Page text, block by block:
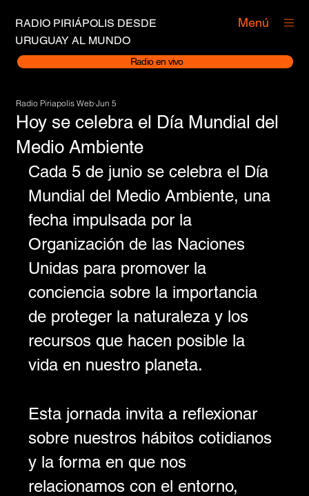
RADIO PIRIÁPOLIS DESDE
URUGUAY AL MUNDO
Radio en vivo
Menú
Hoy se celebra el Día Mundial del
Medio Ambiente
Radio Piriapolis Web Jun 5
Cada 5 de junio se celebra el Día
Mundial del Medio Ambiente, una
fecha impulsada por la
Organización de las Naciones
Unidas para promover la
conciencia sobre la importancia
de proteger la naturaleza y los
recursos que hacen posible la
vida en nuestro planeta.
Esta jornada invita a reflexionar
sobre nuestros hábitos cotidianos
y la forma en que nos
relacionamos con el entorno,